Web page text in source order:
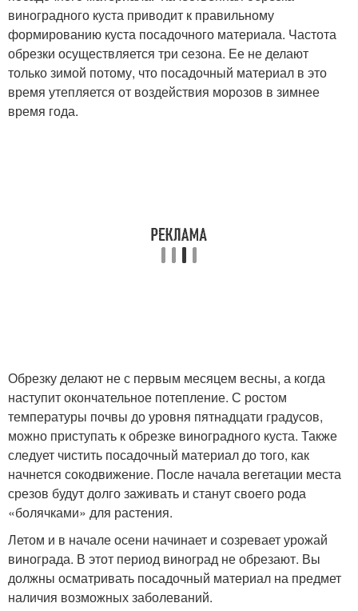
виноградного куста приводит к правильному
формированию куста посадочного материала. Частота
обрезки осуществляется три сезона. Ее не делают
только зимой потому, что посадочный материал в это
время утепляется от воздействия морозов в зимнее
время года.
Обрезку делают не с первым месяцем весны, а когда
наступит окончательное потепление. С ростом
температуры почвы до уровня пятнадцати градусов,
можно приступать к обрезке виноградного куста. Также
следует чистить посадочный материал до того, как
начнется сокодвижение. После начала вегетации места
срезов будут долго заживать и станут своего рода
«болячками» для растения.
Летом и в начале осени начинает и созревает урожай
винограда. В этот период виноград не обрезают. Вы
должны осматривать посадочный материал на предмет
наличия возможных заболеваний.